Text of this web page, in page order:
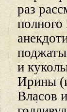
раз
полного
и
Ирины
Власов